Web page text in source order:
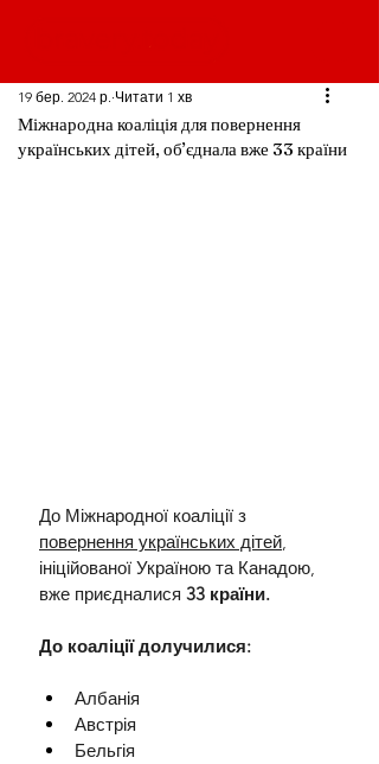
Міжнародна коаліція для повернення
українських дітей, об’єднала вже 33 країни
19 бер. 2024 р. Читати 1 хв
До Міжнародної коаліції з
повернення українських дітей,
ініційованої Україною та Канадою,
вже приєдналися 33 країни.
До коаліції долучилися:
Албанія
Австрія
Бельгія